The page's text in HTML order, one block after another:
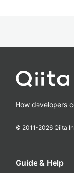
How developers
© 2011-2026 Qiita
Guide & Help